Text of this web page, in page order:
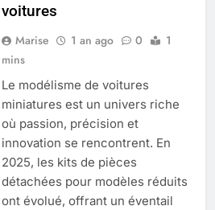
voitures
Marise 1 an ago 0
1
mins
Le modélisme de voitures
miniatures est un univers riche
où passion, précision et
innovation se rencontrent. En
2025, les kits de pièces
détachées pour modèles réduits
ont évolué, offrant un éventail
Infection chronique de l’oreille :
tout ce qu’il faut savoir sur les
saignements
SANTÉ
Les secrets révélés pour une
peau éclatante grâce à The
Ordinary